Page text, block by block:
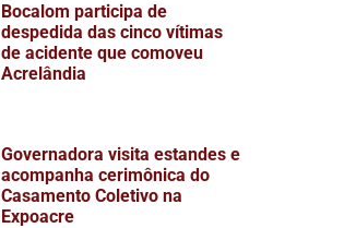
Bocalom participa de
despedida das cinco vítimas
de acidente que comoveu
Acrelândia
Governadora visita estandes e
acompanha cerimônica do
Casamento Coletivo na
Expoacre